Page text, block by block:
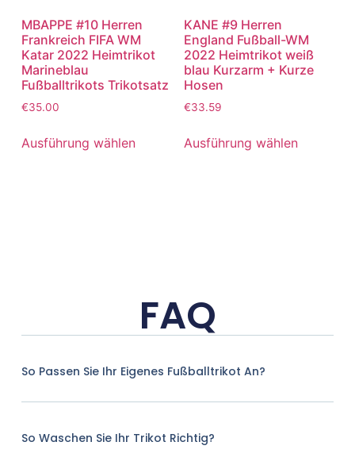
MBAPPE #10 Herren
Frankreich FIFA WM
Katar 2022 Heimtrikot
Marineblau
Fußballtrikots Trikotsatz
€35.00
Ausführung wählen
KANE #9 Herren
England Fußball-WM
2022 Heimtrikot weiß
blau Kurzarm + Kurze
Hosen
€33.59
Ausführung wählen
FAQ
So Passen Sie Ihr Eigenes Fußballtrikot An?
So Waschen Sie Ihr Trikot Richtig?